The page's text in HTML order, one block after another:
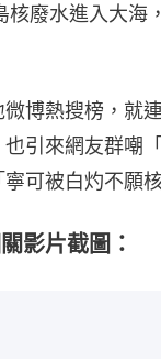
核廢水進入大海
博熱搜榜，就
引來網友群嘲
可被白灼不願
影片截圖：